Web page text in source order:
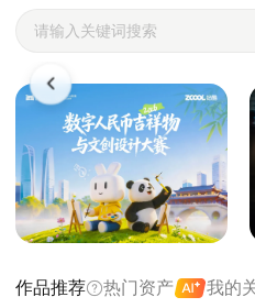
站酷ZCOOL - 设
作品推荐 热门资产 我的